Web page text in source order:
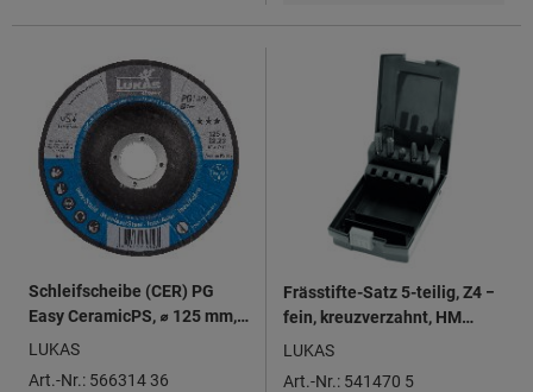
Schleifscheibe (CER) PG
Easy CeramicPS, ⌀ 125 mm,
Körnung: 36
LUKAS
Art.-Nr.: 566314 36
Frässtifte-Satz 5-teilig, Z4 −
fein, kreuzverzahnt, HM
TiAlN, Anzahl Frässtifte: 5
LUKAS
Art.-Nr.: 541470 5